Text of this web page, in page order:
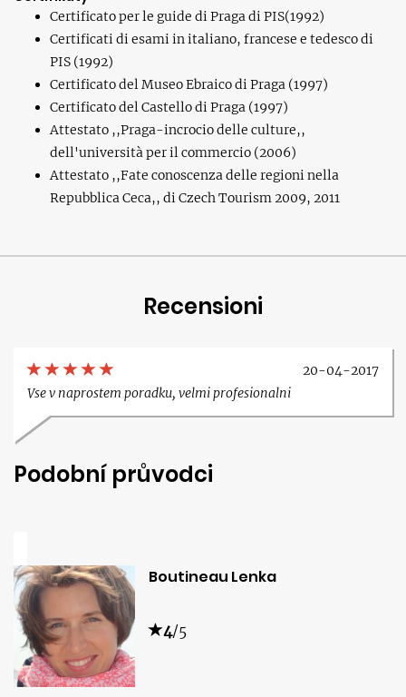
Certificato per le guide di Praga di PIS(1992)
Certificati di esami in italiano, francese e tedesco di
PIS (1992)
Certificato del Museo Ebraico di Praga (1997)
Certificato del Castello di Praga (1997)
Attestato ,,Praga-incrocio delle culture,,
dell'università per il commercio (2006)
Attestato ,,Fate conoscenza delle regioni nella
Repubblica Ceca,, di Czech Tourism 2009, 2011
Recensioni
20-04-2017
Vse v naprostem poradku, velmi profesionalni
Podobní průvodci
Boutineau Lenka
4/5